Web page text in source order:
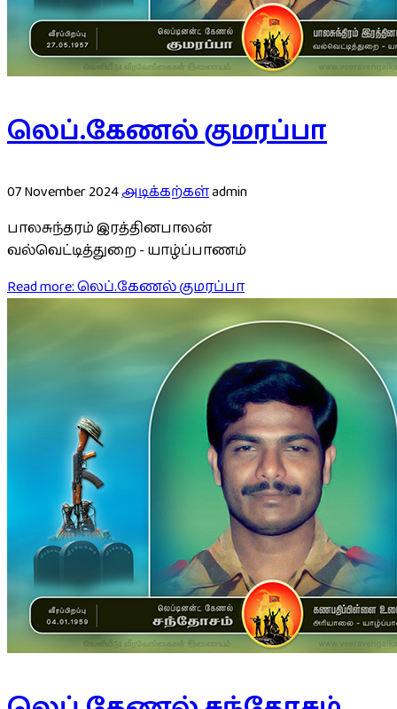
லெப்.கேணல் குமரப்பா
07 November 2024அடிக்கற்கள்admin
பாலசுந்தரம் இரத்தினபாலன்
வல்வெட்டித்துறை - யாழ்ப்பாணம்
Read more: லெப்.கேணல் குமரப்பா